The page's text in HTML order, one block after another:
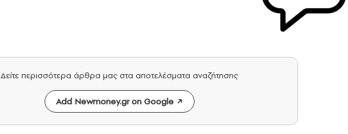
Δείτε περισσότερα άρθρα μας στα αποτελέσματα αναζήτησης
Add Newmoney.gr on Google